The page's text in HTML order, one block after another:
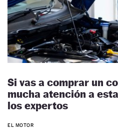
Si vas a comprar un
mucha atención a
los expertos
EL MOTOR